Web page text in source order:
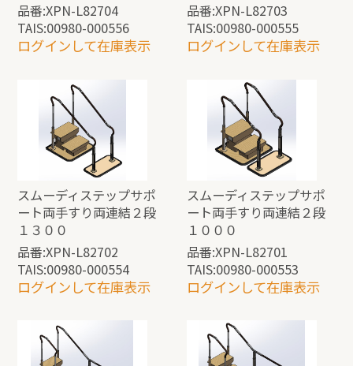
品番:XPN-L82704
TAIS:00980-000556
ログインして在庫表示
品番:XPN-L82703
TAIS:00980-000555
ログインして在庫表示
スムーディステップサポ
ート両手すり両連結２段
１３００
品番:XPN-L82702
TAIS:00980-000554
ログインして在庫表示
スムーディステップサポ
ート両手すり両連結２段
１０００
品番:XPN-L82701
TAIS:00980-000553
ログインして在庫表示